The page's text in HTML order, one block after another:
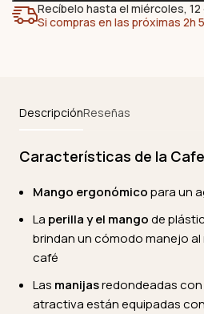
Recíbelo hasta el miércoles,
Si compras en las próximas 2h
DescripciónReseñas
Características de la
Mango ergonómicopara un
La perilla y el mangode
brindan un cómodo manejo
café
Las manijasredondeadas
atractiva están equipadas